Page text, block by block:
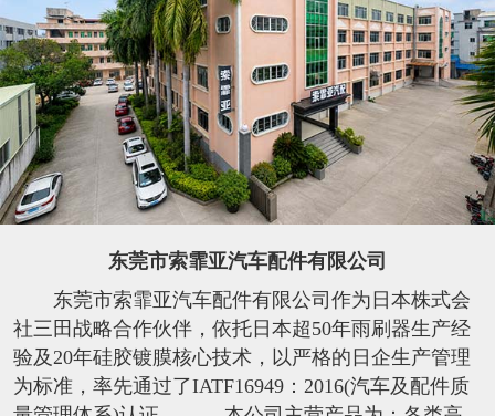
东莞市索霏亚汽车配件有限公司
东莞市索霏亚汽车配件有限公司作为日本株式会
社三田战略合作伙伴，依托日本超50年雨刷器生产经
验及20年硅胶镀膜核心技术，以严格的日企生产管理
为标准，率先通过了IATF16949：2016(汽车及配件质